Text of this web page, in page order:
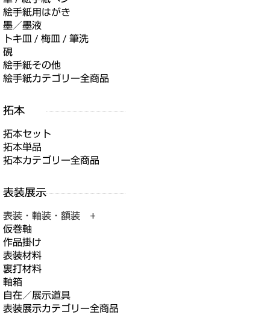
絵手紙用はがき
墨／墨液
トキ皿 / 梅皿 / 筆洗
硯
絵手紙その他
絵手紙カテゴリー全商品
拓本セット
拓本単品
拓本カテゴリー全商品
表装・軸装・額装 +
仮巻軸
作品掛け
表装材料
裏打材料
軸箱
自在／展示道具
表装展示カテゴリー全商品